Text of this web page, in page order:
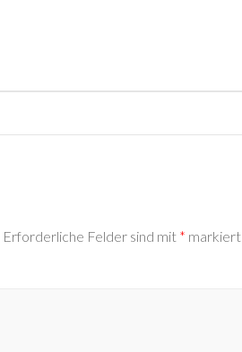
Erforderliche Felder sind mit * markiert